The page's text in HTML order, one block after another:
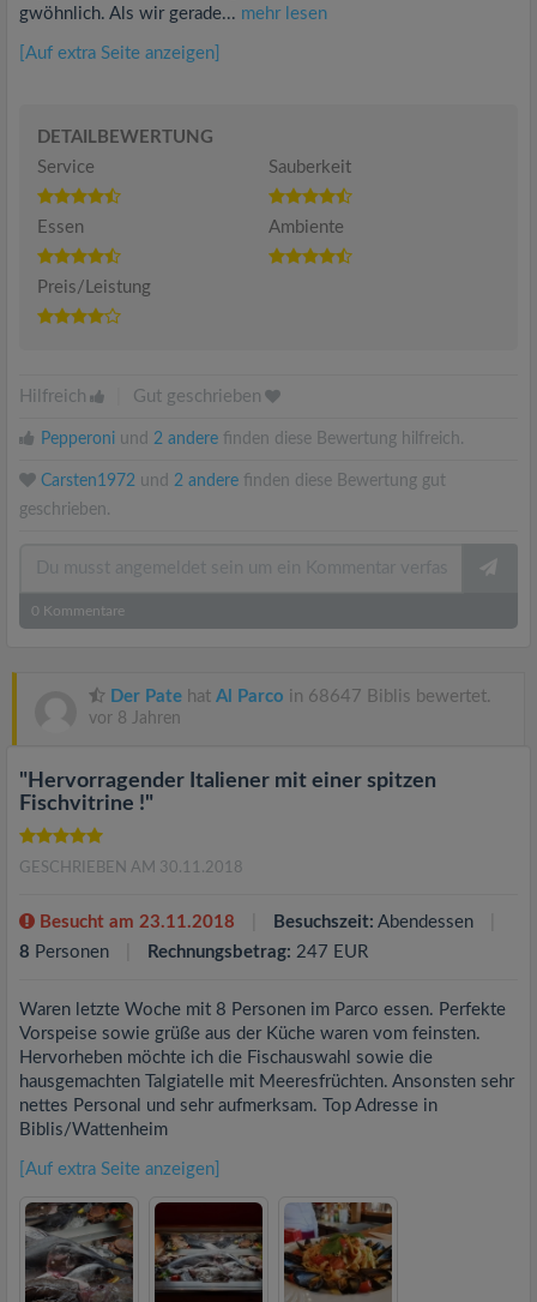
gwöhnlich. Als wir gerade... mehr lesen
[Auf extra Seite anzeigen]
DETAILBEWERTUNG
Service
Sauberkeit
Essen Ambiente
Preis/Leistung
Hilfreich Gut geschrieben
Pepperoni und 2 andere finden diese Bewertung hilfreich.
Carsten1972 und 2 andere finden diese Bewertung gut
geschrieben.
0 Kommentare
Der Pate hat Al Parco in 68647 Biblis bewertet.
vor 8 Jahren
"Hervorragender Italiener mit einer spitzen
Fischvitrine !"
GESCHRIEBEN AM 30.11.2018
Besucht am 23.11.2018 Besuchszeit: Abendessen
8 Personen Rechnungsbetrag: 247 EUR
Waren letzte Woche mit 8 Personen im Parco essen. Perfekte
Vorspeise sowie grüße aus der Küche waren vom feinsten.
Hervorheben möchte ich die Fischauswahl sowie die
hausgemachten Talgiatelle mit Meeresfrüchten. Ansonsten sehr
nettes Personal und sehr aufmerksam. Top Adresse in
Biblis/Wattenheim
[Auf extra Seite anzeigen]